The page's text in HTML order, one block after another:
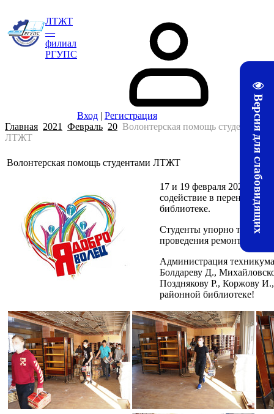
Версия для слабовидящих
ЛТЖТ
—
филиал
РГУПС
Вход | Регистрация
Главная 2021 Февраль 20 Волонтерская помощь студентами
ЛТЖТ
Волонтерская помощь студентами ЛТЖТ
17 и 19 февраля 2021 г.
содействие в переносе
библиотеке.
Студенты упорно
проведения ремонтных
Администрация
Болдареву Д.,
Позднякову Р., Коржову
районной библиотеке!